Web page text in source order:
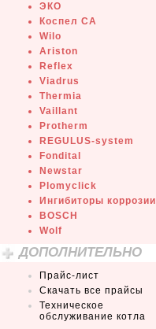
ЭКО
Коспел СА
Wilo
Ariston
Reflex
Viadrus
Thermia
Vaillant
Protherm
REGULUS-system
Fondital
Newstar
Plomyclick
Ингибиторы коррозии
BOSCH
Wolf
ДОПОЛНИТЕЛЬНО
Прайс-лист
Скачать все прайсы
Техническое
обслуживание котла